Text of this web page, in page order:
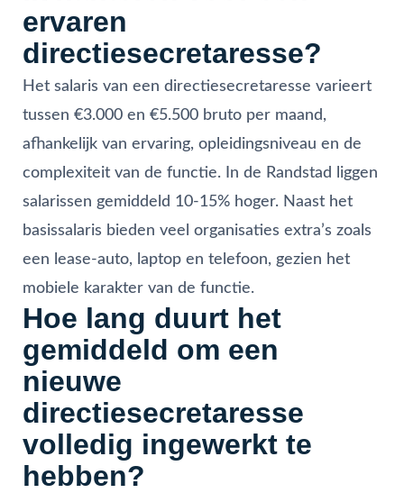
ervaren
directiesecretaresse?
Het salaris van een directiesecretaresse varieert
tussen €3.000 en €5.500 bruto per maand,
afhankelijk van ervaring, opleidingsniveau en de
complexiteit van de functie. In de Randstad liggen
salarissen gemiddeld 10-15% hoger. Naast het
basissalaris bieden veel organisaties extra’s zoals
een lease-auto, laptop en telefoon, gezien het
mobiele karakter van de functie.
Hoe lang duurt het
gemiddeld om een
nieuwe
directiesecretaresse
volledig ingewerkt te
hebben?